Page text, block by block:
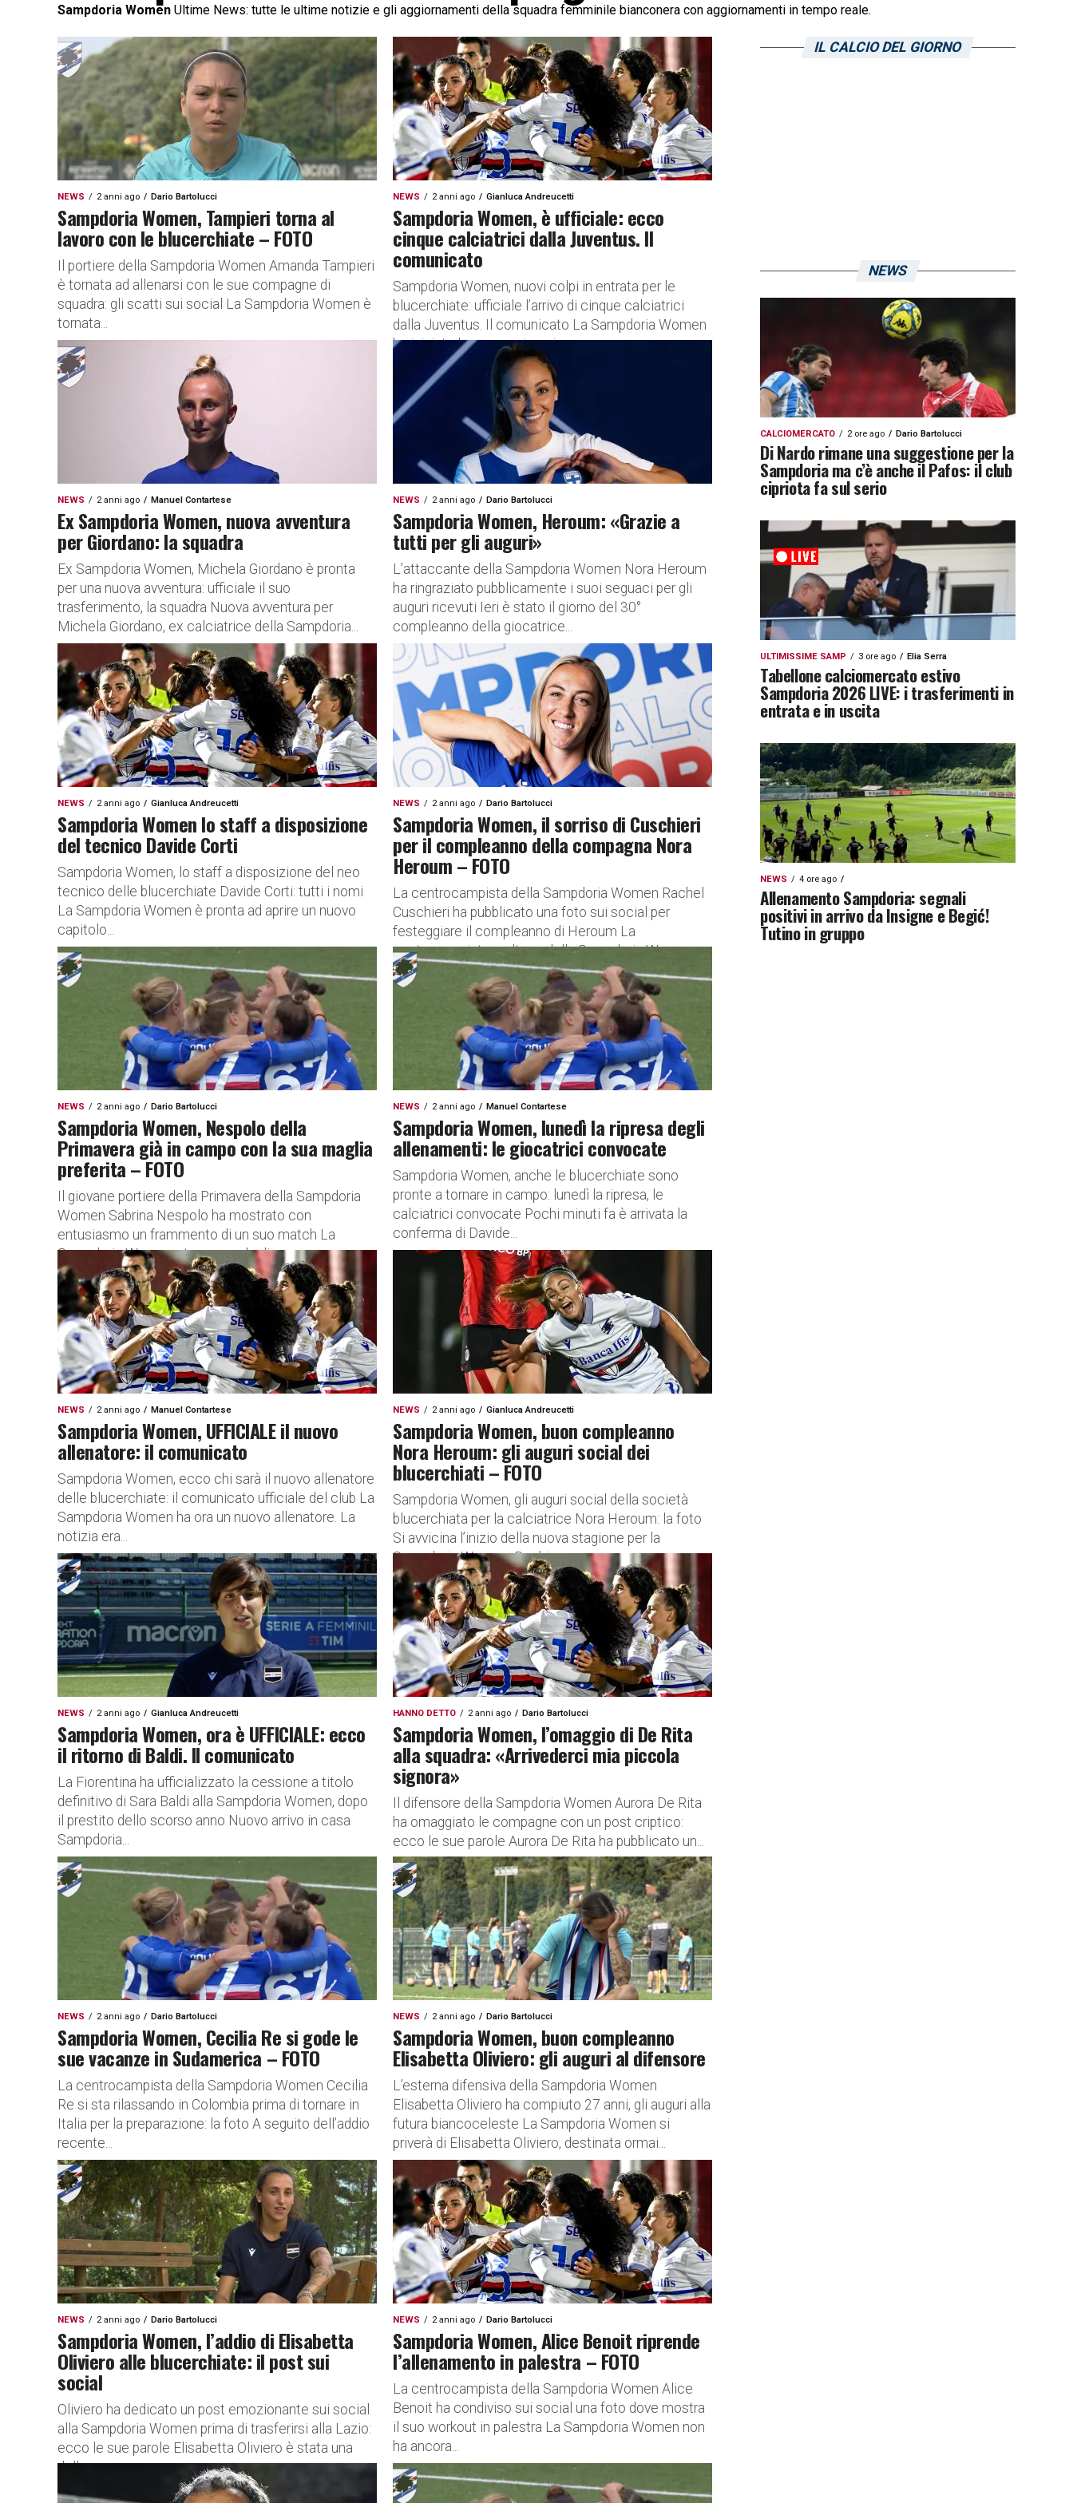
Sampdoria Women Ultime News: tutte le ultime notizie e gli aggiornamenti della squadra femminile bianconera con aggiornamenti in tempo reale.
NEWS 2 anni ago Dario Bartolucci
Sampdoria Women, Tampieri torna al
lavoro con le blucerchiate – FOTO
Il portiere della Sampdoria Women Amanda Tampieri
è tornata ad allenarsi con le sue compagne di
squadra: gli scatti sui social La Sampdoria Women è
tornata...
NEWS 2 anni ago Gianluca Andreucetti
Sampdoria Women, è ufficiale: ecco
cinque calciatrici dalla Juventus. Il
comunicato
Sampdoria Women, nuovi colpi in entrata per le
blucerchiate: ufficiale l’arrivo di cinque calciatrici
dalla Juventus. Il comunicato La Sampdoria Women
ha iniziato la preparazione in...
NEWS 2 anni ago Manuel Contartese
Ex Sampdoria Women, nuova avventura
per Giordano: la squadra
Ex Sampdoria Women, Michela Giordano è pronta
per una nuova avventura: ufficiale il suo
trasferimento, la squadra Nuova avventura per
Michela Giordano, ex calciatrice della Sampdoria...
NEWS 2 anni ago Dario Bartolucci
Sampdoria Women, Heroum: «Grazie a
tutti per gli auguri»
L’attaccante della Sampdoria Women Nora Heroum
ha ringraziato pubblicamente i suoi seguaci per gli
auguri ricevuti Ieri è stato il giorno del 30°
compleanno della giocatrice...
NEWS 2 anni ago Gianluca Andreucetti
Sampdoria Women lo staff a disposizione
del tecnico Davide Corti
Sampdoria Women, lo staff a disposizione del neo
tecnico delle blucerchiate Davide Corti: tutti i nomi
La Sampdoria Women è pronta ad aprire un nuovo
capitolo...
NEWS 2 anni ago Dario Bartolucci
Sampdoria Women, il sorriso di Cuschieri
per il compleanno della compagna Nora
Heroum – FOTO
La centrocampista della Sampdoria Women Rachel
Cuschieri ha pubblicato una foto sui social per
festeggiare il compleanno di Heroum La
centrocampista maltese della Sampdoria Women
Rachel...
NEWS 2 anni ago Dario Bartolucci
Sampdoria Women, Nespolo della
Primavera già in campo con la sua maglia
preferita – FOTO
Il giovane portiere della Primavera della Sampdoria
Women Sabrina Nespolo ha mostrato con
entusiasmo un frammento di un suo match La
Sampdoria Women sta cercando di...
NEWS 2 anni ago Manuel Contartese
Sampdoria Women, lunedì la ripresa degli
allenamenti: le giocatrici convocate
Sampdoria Women, anche le blucerchiate sono
pronte a tornare in campo: lunedì la ripresa, le
calciatrici convocate Pochi minuti fa è arrivata la
conferma di Davide...
NEWS 2 anni ago Manuel Contartese
Sampdoria Women, UFFICIALE il nuovo
allenatore: il comunicato
Sampdoria Women, ecco chi sarà il nuovo allenatore
delle blucerchiate: il comunicato ufficiale del club La
Sampdoria Women ha ora un nuovo allenatore. La
notizia era...
NEWS 2 anni ago Gianluca Andreucetti
Sampdoria Women, buon compleanno
Nora Heroum: gli auguri social dei
blucerchiati – FOTO
Sampdoria Women, gli auguri social della società
blucerchiata per la calciatrice Nora Heroum: la foto
Si avvicina l’inizio della nuova stagione per la
Sampdoria Women. Pochi...
NEWS 2 anni ago Gianluca Andreucetti
Sampdoria Women, ora è UFFICIALE: ecco
il ritorno di Baldi. Il comunicato
La Fiorentina ha ufficializzato la cessione a titolo
definitivo di Sara Baldi alla Sampdoria Women, dopo
il prestito dello scorso anno Nuovo arrivo in casa
Sampdoria...
HANNO DETTO 2 anni ago Dario Bartolucci
Sampdoria Women, l’omaggio di De Rita
alla squadra: «Arrivederci mia piccola
signora»
Il difensore della Sampdoria Women Aurora De Rita
ha omaggiato le compagne con un post criptico:
ecco le sue parole Aurora De Rita ha pubblicato un...
NEWS 2 anni ago Dario Bartolucci
Sampdoria Women, Cecilia Re si gode le
sue vacanze in Sudamerica – FOTO
La centrocampista della Sampdoria Women Cecilia
Re si sta rilassando in Colombia prima di tornare in
Italia per la preparazione: la foto A seguito dell’addio
recente...
NEWS 2 anni ago Dario Bartolucci
Sampdoria Women, buon compleanno
Elisabetta Oliviero: gli auguri al difensore
L’esterna difensiva della Sampdoria Women
Elisabetta Oliviero ha compiuto 27 anni, gli auguri alla
futura biancoceleste La Sampdoria Women si
priverà di Elisabetta Oliviero, destinata ormai...
NEWS 2 anni ago Dario Bartolucci
Sampdoria Women, l’addio di Elisabetta
Oliviero alle blucerchiate: il post sui
social
Oliviero ha dedicato un post emozionante sui social
alla Sampdoria Women prima di trasferirsi alla Lazio:
ecco le sue parole Elisabetta Oliviero è stata una
delle...
NEWS 2 anni ago Dario Bartolucci
Sampdoria Women, Alice Benoit riprende
l’allenamento in palestra – FOTO
La centrocampista della Sampdoria Women Alice
Benoit ha condiviso sui social una foto dove mostra
il suo workout in palestra La Sampdoria Women non
ha ancora...
IL CALCIO DEL GIORNO
NEWS
CALCIOMERCATO 2 ore ago Dario Bartolucci
Di Nardo rimane una suggestione per la
Sampdoria ma c’è anche il Pafos: il club
cipriota fa sul serio
ULTIMISSIME SAMP 3 ore ago Elia Serra
Tabellone calciomercato estivo
Sampdoria 2026 LIVE: i trasferimenti in
entrata e in uscita
NEWS 4 ore ago
Allenamento Sampdoria: segnali
positivi in arrivo da Insigne e Begić!
Tutino in gruppo